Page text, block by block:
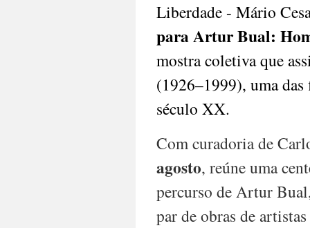
Liberdade - Mário
para Artur Bual:
mostra coletiva que
(1926–1999), uma
século XX.
Com curadoria de
agosto, reúne uma
percurso de Artur
par de obras de